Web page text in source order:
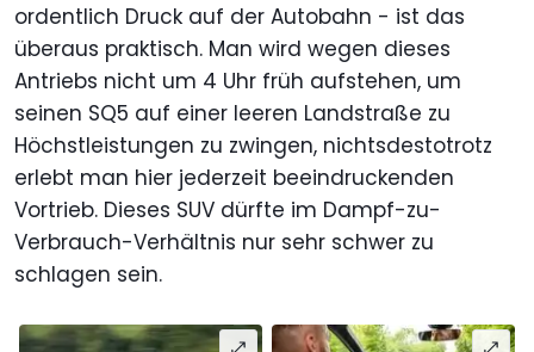
ordentlich Druck auf der Autobahn - ist das
überaus praktisch. Man wird wegen dieses
Antriebs nicht um 4 Uhr früh aufstehen, um
seinen SQ5 auf einer leeren Landstraße zu
Höchstleistungen zu zwingen, nichtsdestotrotz
erlebt man hier jederzeit beeindruckenden
Vortrieb. Dieses SUV dürfte im Dampf-zu-
Verbrauch-Verhältnis nur sehr schwer zu
schlagen sein.